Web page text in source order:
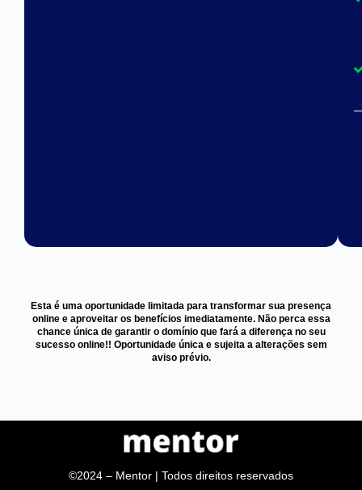
Esta é uma oportunidade limitada para transformar sua presença
online e aproveitar os benefícios imediatamente. Não perca essa
chance única de garantir o domínio que fará a diferença no seu
sucesso online!! Oportunidade única e sujeita a alterações sem
aviso prévio.
©2024 – Mentor | Todos direitos reservados